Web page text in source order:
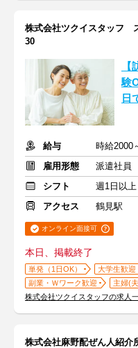
株式会社ツクイスタッフ
30
験
日
給与
時給2000
雇用形態
派遣社員
シフト
週1日以
アクセス
鶴見駅
オンライン面接可
本日、掲載終了
単発（1日OK） 大学生歓迎
副業・Ｗワーク歓迎
主婦(
株式会社ツクイスタッフの求人
株式会社麻野配ぜん人紹介